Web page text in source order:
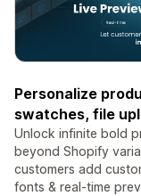
Personalize
swatches, file
Unlock infinite bold
beyond Shopify
customers add
fonts & real-time